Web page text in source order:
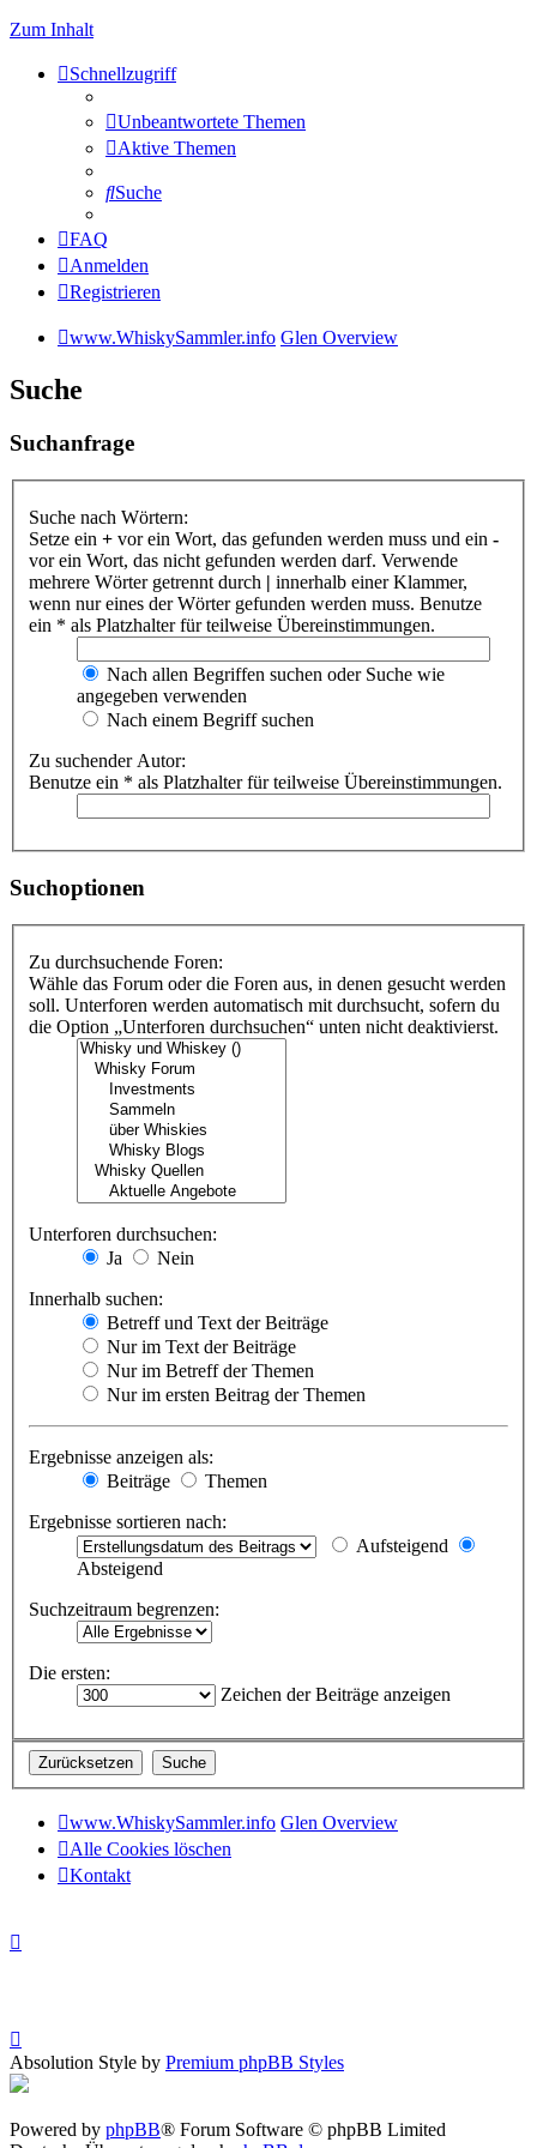
Zum Inhalt
Schnellzugriff
Unbeantwortete Themen
Aktive Themen
Suche
FAQ
Anmelden
Registrieren
www.WhiskySammler.info Glen Overview
Suche
Suchanfrage
Suche nach Wörtern:
Setze ein + vor ein Wort, das gefunden werden muss und ein -
vor ein Wort, das nicht gefunden werden darf. Verwende
mehrere Wörter getrennt durch | innerhalb einer Klammer,
wenn nur eines der Wörter gefunden werden muss. Benutze
ein * als Platzhalter für teilweise Übereinstimmungen.
Nach allen Begriffen suchen oder Suche wie
angegeben verwenden
Nach einem Begriff suchen
Zu suchender Autor:
Benutze ein * als Platzhalter für teilweise Übereinstimmungen.
Suchoptionen
Zu durchsuchende Foren:
Wähle das Forum oder die Foren aus, in denen gesucht werden
soll. Unterforen werden automatisch mit durchsucht, sofern du
die Option „Unterforen durchsuchen“ unten nicht deaktivierst.
Unterforen durchsuchen:
Ja
Nein
Innerhalb suchen:
Betreff und Text der Beiträge
Nur im Text der Beiträge
Nur im Betreff der Themen
Nur im ersten Beitrag der Themen
Ergebnisse anzeigen als:
Beiträge
Themen
Ergebnisse sortieren nach:
Aufsteigend
Absteigend
Suchzeitraum begrenzen:
Die ersten:
Zeichen der Beiträge anzeigen
www.WhiskySammler.info Glen Overview
Alle Cookies löschen
Kontakt
Absolution Style by Premium phpBB Styles
Powered by phpBB® Forum Software © phpBB Limited